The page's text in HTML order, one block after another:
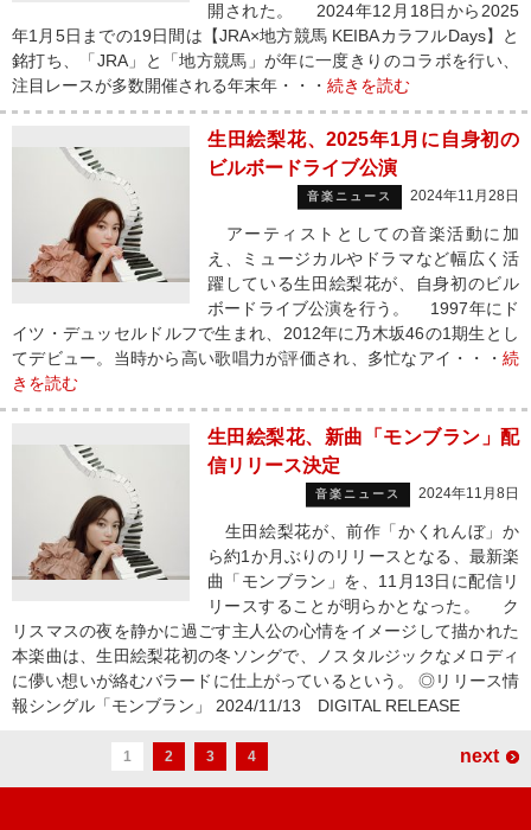
開された。 2024年12月18日から2025
年1月5日までの19日間は【JRA×地方競馬 KEIBAカラフルDays】と
銘打ち、「JRA」と「地方競馬」が年に一度きりのコラボを行い、
注目レースが多数開催される年末年・・・ 続きを読む
生田絵梨花、2025年1月に自身初の
ビルボードライブ公演
音楽ニュース 2024年11月28日
アーティストとしての音楽活動に加
え、ミュージカルやドラマなど幅広く活
躍している生田絵梨花が、自身初のビル
ボードライブ公演を行う。 1997年にド
イツ・デュッセルドルフで生まれ、2012年に乃木坂46の1期生とし
てデビュー。当時から高い歌唱力が評価され、多忙なアイ・・・ 続
きを読む
生田絵梨花、新曲「モンブラン」配
信リリース決定
音楽ニュース 2024年11月8日
生田絵梨花が、前作「かくれんぼ」か
ら約1か月ぶりのリリースとなる、最新楽
曲「モンブラン」を、11月13日に配信リ
リースすることが明らかとなった。 ク
リスマスの夜を静かに過ごす主人公の心情をイメージして描かれた
本楽曲は、生田絵梨花初の冬ソングで、ノスタルジックなメロディ
に儚い想いが絡むバラードに仕上がっているという。 ◎リリース情
報シングル「モンブラン」 2024/11/13 DIGITAL RELEASE
1 2 3 4 next